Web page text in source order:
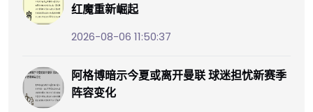
红魔重新崛起
2026-08-06 11:50:37
阿格博暗示今夏或离开曼联 球迷担忧新赛季
阵容变化